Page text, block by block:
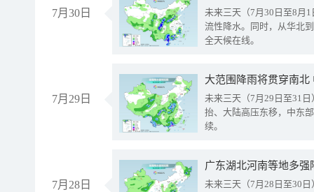
7月30日
未来三天（7月30日至8月
流性降水。同时，从华北
全天候在线。
7月29日
大范围降雨将贯穿南
未来三天（7月29日至31
抬、大陆高压东移，中东
续。
7月28日
广东湖北河南等地多
未来三天（7月28日至30